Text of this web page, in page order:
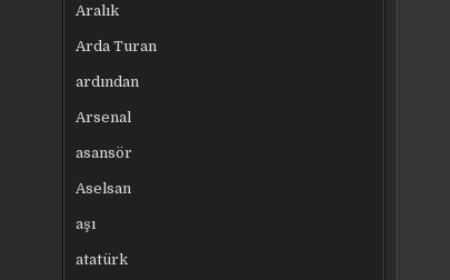
Aralık
Arda Turan
ardından
Arsenal
asansör
Aselsan
aşı
atatürk